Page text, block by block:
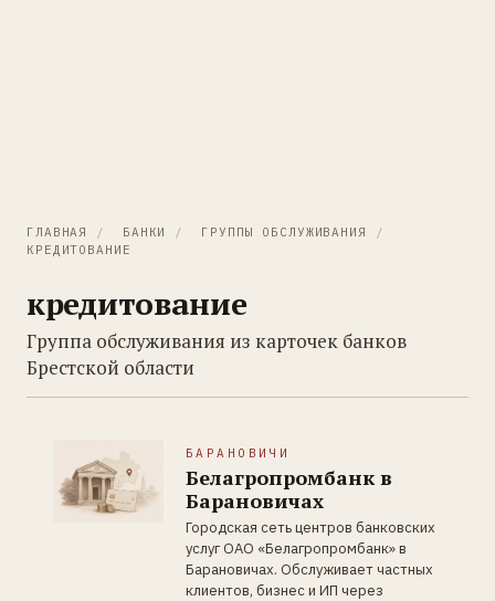
ГЛАВНАЯ / БАНКИ / ГРУППЫ ОБСЛУЖИВАНИЯ
/
КРЕДИТОВАНИЕ
кредитование
Группа обслуживания из карточек банков
Брестской области
БАРАНОВИЧИ
Белагропромбанк в
Барановичах
Городская сеть центров банковских
услуг ОАО «Белагропромбанк» в
Барановичах. Обслуживает частных
клиентов, бизнес и ИП через